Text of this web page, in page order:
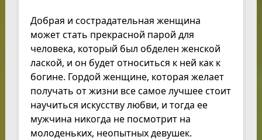
Добрая и сострадательная женщина
может стать прекрасной парой для
человека, который был обделен женской
лаской, и он будет относиться к ней как к
богине. Гордой женщине, которая желает
получать от жизни все самое лучшее стоит
научиться искусству любви, и тогда ее
мужчина никогда не посмотрит на
молоденьких, неопытных девушек.